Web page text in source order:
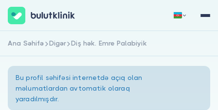
Qeydiyyat Daxil Ol
Ana Səhifə Digər Diş hək. Emre Palabiyik
Bu profil səhifəsi internetdə açıq olan
məlumatlardan avtomatik olaraq
yaradılmışdır.